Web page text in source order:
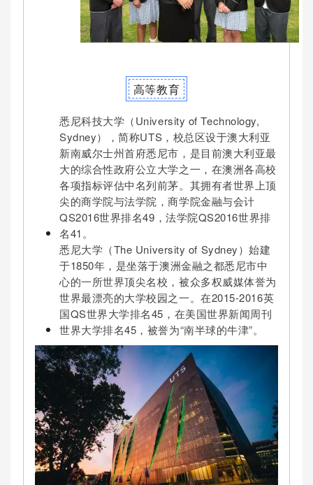
高等教育
悉尼科技大学（University of Technology,
Sydney），简称UTS，校总区设于澳大利亚
新南威尔士州首府悉尼市，是目前澳大利亚最
大的综合性政府公立大学之一，在澳洲各高校
各项指标评估中名列前茅。其拥有者世界上顶
尖的商学院与法学院，商学院金融与会计
QS2016世界排名49，法学院QS2016世界排
名41。
悉尼大学（The University of Sydney）始建
于1850年，是坐落于澳洲金融之都悉尼市中
心的一所世界顶尖名校，被众多权威媒体誉为
世界最漂亮的大学校园之一。在2015-2016英
国QS世界大学排名45，在美国世界新闻周刊
世界大学排名45，被誉为“南半球的牛津”。